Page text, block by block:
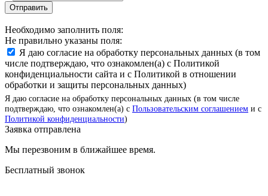
Отправить
Необходимо заполнить поля:
Не правильно указаны поля:
Я даю согласие на обработку персональных данных (в том
числе подтверждаю, что ознакомлен(а) с Политикой
конфиденциальности сайта и с Политикой в отношении
обработки и защиты персональных данных)
Я даю согласие на обработку персональных данных (в том числе
подтверждаю, что ознакомлен(а) с Пользовательским соглашением и с
Политикой конфиденциальности)
Заявка отправлена
Мы перезвоним в ближайшее время.
Бесплатный звонок